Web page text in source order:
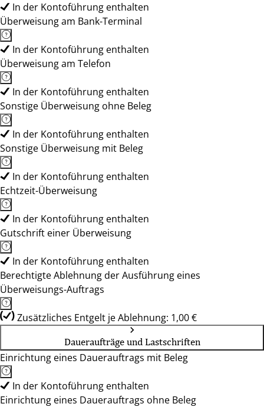
In der Kontoführung enthalten
Überweisung am Bank-Terminal
In der Kontoführung enthalten
Überweisung am Telefon
In der Kontoführung enthalten
Sonstige Überweisung ohne Beleg
In der Kontoführung enthalten
Sonstige Überweisung mit Beleg
In der Kontoführung enthalten
Echtzeit-Überweisung
In der Kontoführung enthalten
Gutschrift einer Überweisung
In der Kontoführung enthalten
Berechtigte Ablehnung der Ausführung eines
Überweisungs-Auftrags
Zusätzliches Entgelt je Ablehnung: 1,00 €
Daueraufträge und Lastschriften
Einrichtung eines Dauerauftrags mit Beleg
In der Kontoführung enthalten
Einrichtung eines Dauerauftrags ohne Beleg